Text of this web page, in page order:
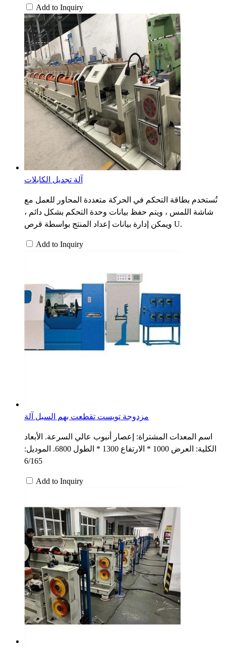
Add to Inquiry
آلة تجديل الكابلات
تُستخدم بطاقة التحكم في الحركة متعددة المحاور للعمل مع
شاشة اللمس ، ويتم حفظ بيانات وحدة التحكم بشكل دائم ،
ويمكن إدارة بيانات إعداد المنتج بواسطة قرص U.
Add to Inquiry
مزدوجة تويست تقطعت بهم السبل آلة
اسم المعدات المشتراة: إعصار أنبوب عالي السرعة. الأبعاد
الكلية: العرض 1000 * الارتفاع 1300 * الطول 6800. الموديل:
6/165
Add to Inquiry